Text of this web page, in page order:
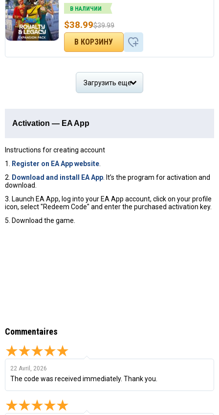
В НАЛИЧИИ
$39.99
$38.99
Загрузить еще
Activation — EA App
Instructions for creating account
1.
Register on EA App website
2.
Download and install EA App . It’s the program for activation and
download.
3. Launch EA App, log into your EA App account, click on your profile
icon, select "Redeem Code" and enter the purchased activation key.
5. Download the game.
Commentaires
22 Avril, 2026
The code was received immediately. Thank you.